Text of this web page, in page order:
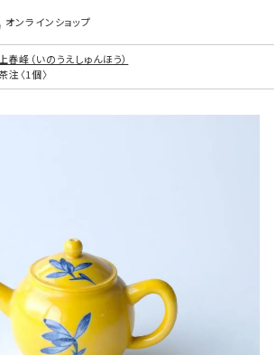
オンラインショップ
春峰（いのうえしゅんほう）
注〈1個〉